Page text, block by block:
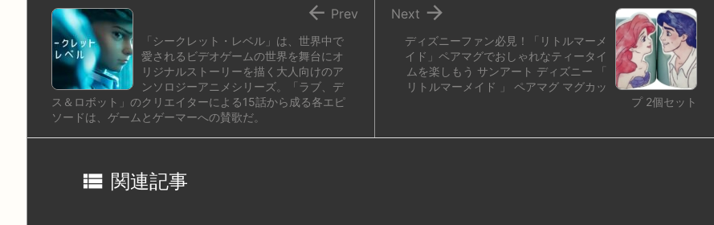
ディズニーファン必見！「リトルマーメ
イド」ペアマグでおしゃれなティータイ
ムを楽しもう サンアート ディズニー 「
リトルマーメイド 」 ペアマグ マグカッ
プ 2個セット

Next
「シークレット・レベル」は、世界中で
愛されるビデオゲームの世界を舞台にオ
リジナルストーリーを描く大人向けのア
ンソロジーアニメシリーズ。「ラブ、デ
ス＆ロボット」のクリエイターによる15話から成る各エピ
ソードは、ゲームとゲーマーへの賛歌だ。
 Prev
 関連記事